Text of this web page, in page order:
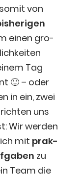
von
einen gro­
Tag
🙂 – oder
in ein, zwei
uns
Wir wer­den
mit prak­
zu
Team die